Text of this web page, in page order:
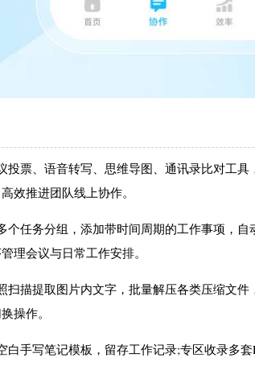
投票、语音转写、思维导图、通讯录比对工
效推进团队线上协作。
个任务分组，添加带时间周期的工作事项，
理会议与日常工作安排。
扫描提取图片内文字，批量解压各类压缩文
操作。
白手写笔记模板，留存工作记录;专区收录多